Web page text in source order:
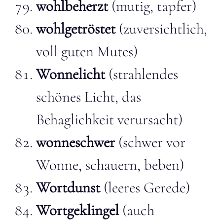
wohlbeherzt(mutig, tapfer)
wohlgetröstet(zuversichtlich,
voll guten Mutes)
Wonnelicht(strahlendes
schönes Licht, das
Behaglichkeit verursacht)
wonneschwer(schwer vor
Wonne, schauern, beben)
Wortdunst(leeres Gerede)
Wortgeklingel (auch